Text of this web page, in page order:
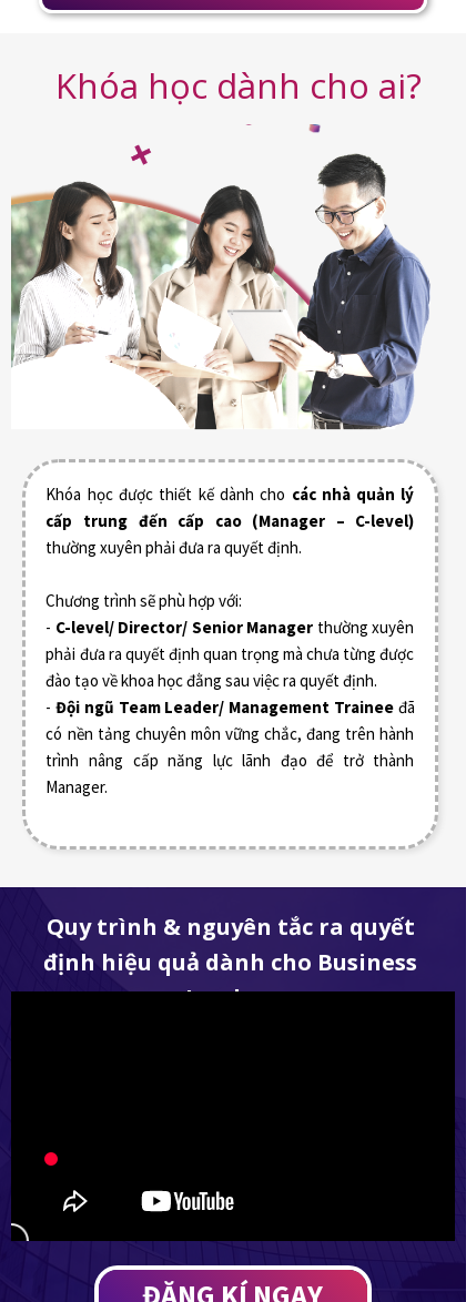
Khóa học dành cho ai?
Khóa học được thiết kế dành cho các nhà quản lý
cấp trung đến cấp cao (Manager – C-level)
thường xuyên phải đưa ra quyết định.
Chương trình sẽ phù hợp với:
- C-level/ Director/ Senior Manager thường xuyên
phải đưa ra quyết định quan trọng mà chưa từng được
đào tạo về khoa học đằng sau việc ra quyết định.
-Đội ngũ Team Leader/ Management Trainee đã
có nền tảng chuyên môn vững chắc, đang trên hành
trình nâng cấp năng lực lãnh đạo để trở thành
Manager.
ĐĂNG KÍ NGAY
Quy trình & nguyên tắc ra quyết
định hiệu quả dành cho Business
Leaders